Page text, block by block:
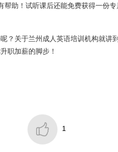
帮助！试听课后还能免费获得一份
？关于兰州成人英语培训机构就讲
职加薪的脚步！
 1